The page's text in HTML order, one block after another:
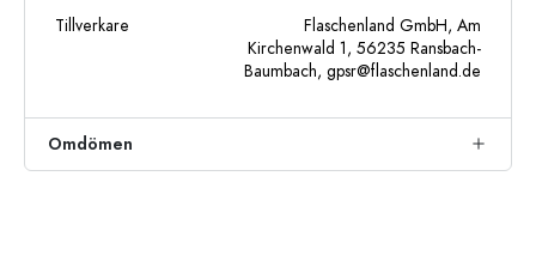
Tillverkare
Flaschenland GmbH, Am
Kirchenwald 1, 56235 Ransbach-
Baumbach, gpsr@flaschenland.de
Omdömen